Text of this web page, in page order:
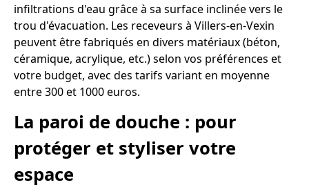
infiltrations d'eau grâce à sa surface inclinée vers le
trou d'évacuation. Les receveurs à Villers-en-Vexin
peuvent être fabriqués en divers matériaux (béton,
céramique, acrylique, etc.) selon vos préférences et
votre budget, avec des tarifs variant en moyenne
entre 300 et 1000 euros.
La paroi de douche : pour
protéger et styliser votre
espace